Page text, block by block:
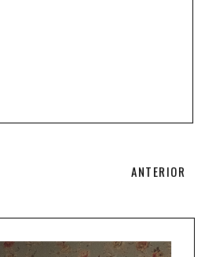
ANTERIOR